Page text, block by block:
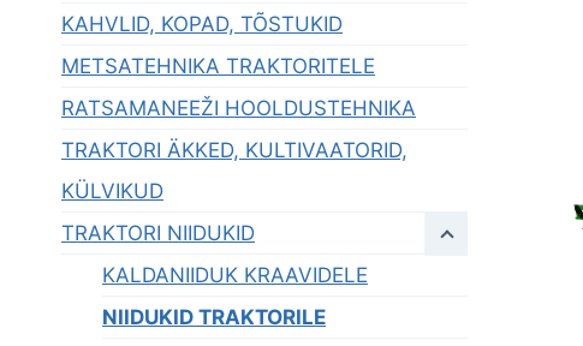
KAHVLID, KOPAD, TÕSTUKID
METSATEHNIKA TRAKTORITELE
RATSAMANEEŽI HOOLDUSTEHNIKA
TRAKTORI ÄKKED, KULTIVAATORID,
KÜLVIKUD
TRAKTORI NIIDUKID
KALDANIIDUK KRAAVIDELE
NIIDUKID TRAKTORILE